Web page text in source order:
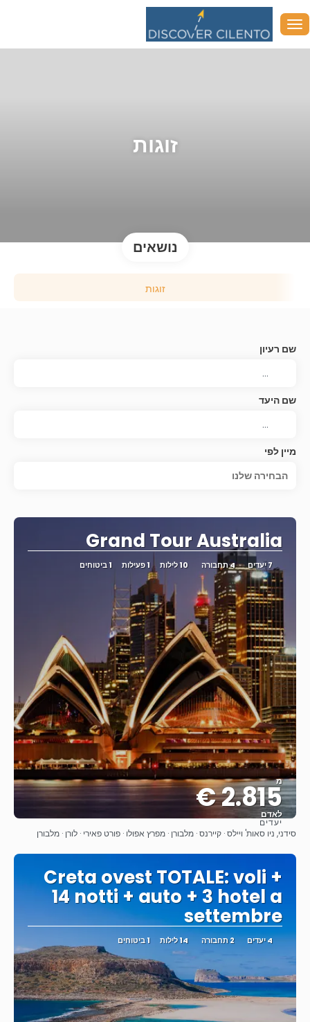
זוגות
נושאים
זוגות
שם רעיון
שם היעד
מיין לפי
הבחירה שלנו
Grand Tour Australia
7 יעדים 4 תחבורה 10 לילות 1 פעילות 1 ביטוחים
מ
2.815 €
לאדם
ראה
יעדים
סידני, ניו סאות' ויילס · קיירנס · מלבורן · מפרץ אפולו · פורט פאירי · לורן · מלבורן
Creta ovest TOTALE: voli +
14 notti + auto + 3 hotel a
settembre
4 יעדים 2 תחבורה 14 לילות 1 ביטוחים